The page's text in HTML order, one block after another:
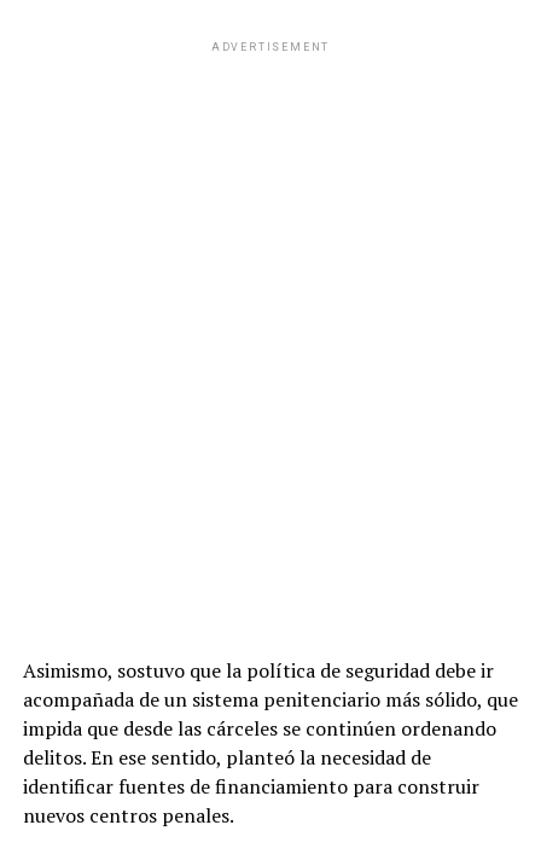
ADVERTISEMENT
Asimismo, sostuvo que la política de seguridad debe ir
acompañada de un sistema penitenciario más sólido, que
impida que desde las cárceles se continúen ordenando
delitos. En ese sentido, planteó la necesidad de
identificar fuentes de financiamiento para construir
nuevos centros penales.